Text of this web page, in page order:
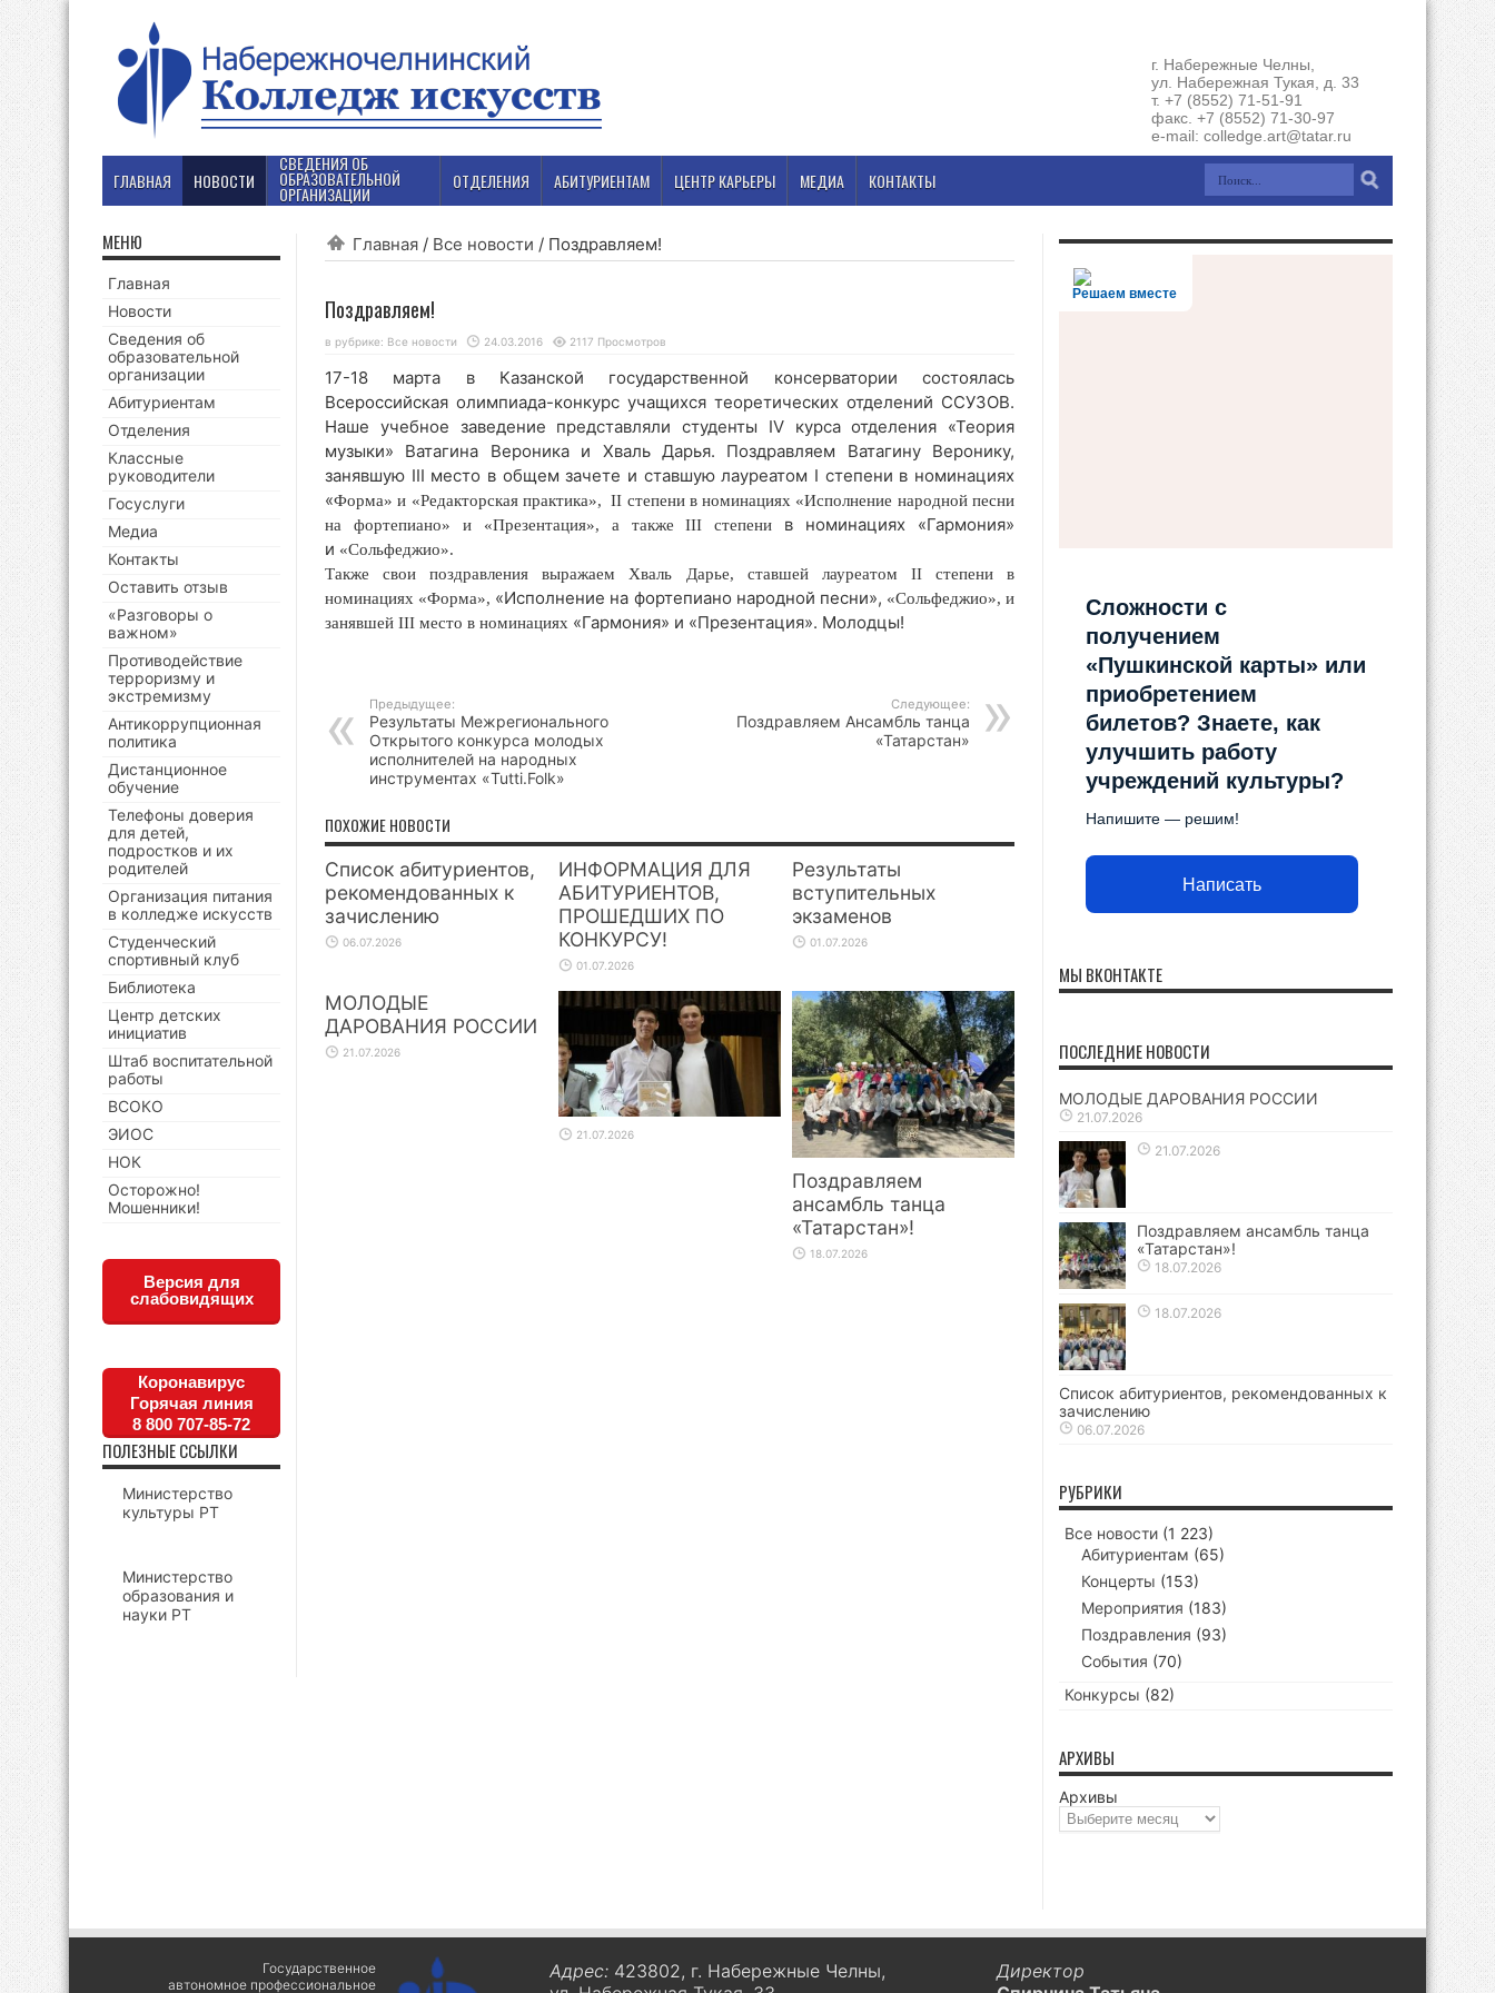
г. Набережные Челны,
ул. Набережная Тукая, д. 33
т. +7 (8552) 71-51-91
факс. +7 (8552) 71-30-97
e-mail: colledge.art@tatar.ru
ГЛАВНАЯ НОВОСТИ
СВЕДЕНИЯ ОБ
ОБРАЗОВАТЕЛЬНОЙ
ОРГАНИЗАЦИИ
ОТДЕЛЕНИЯ АБИТУРИЕНТАМ ЦЕНТР КАРЬЕРЫ МЕДИА КОНТАКТЫ
Главная / Все новости / Поздравляем!
Поздравляем!
в рубрике: Все новости 24.03.2016 2117 Просмотров
17-18 марта в Казанской государственной консерватории состоялась
Всероссийская олимпиада-конкурс учащихся теоретических отделений ССУЗОВ.
Наше учебное заведение представляли студенты IV курса отделения «Теория
музыки» Ватагина Вероника и Хваль Дарья. Поздравляем Ватагину Веронику,
занявшую III место в общем зачете и ставшую лауреатом I степени в номинациях
«Форма» и «Редакторская практика», II степени в номинациях «Исполнение народной песни
на фортепиано» и «Презентация», а также III степени в номинациях «Гармония»
и «Сольфеджио».
Также свои поздравления выражаем Хваль Дарье, ставшей лауреатом II степени в
номинациях «Форма», «Исполнение на фортепиано народной песни», «Сольфеджио», и
занявшей III место в номинациях «Гармония» и «Презентация». Молодцы!
Предыдущее:
Результаты Межрегионального
Открытого конкурса молодых
исполнителей на народных
инструментах «Tutti.Folk»
Следующее:
Поздравляем Ансамбль танца
«Татарстан»
ПОХОЖИЕ НОВОСТИ
Список абитуриентов,
рекомендованных к
зачислению
06.07.2026
ИНФОРМАЦИЯ ДЛЯ
АБИТУРИЕНТОВ,
ПРОШЕДШИХ ПО
КОНКУРСУ!
01.07.2026
Результаты
вступительных
экзаменов
01.07.2026
МОЛОДЫЕ
ДАРОВАНИЯ РОССИИ
21.07.2026
21.07.2026
Поздравляем
ансамбль танца
«Татарстан»!
18.07.2026
МЕНЮ
Главная
Новости
Сведения об
образовательной
организации
Абитуриентам
Отделения
Классные
руководители
Госуслуги
Медиа
Контакты
Оставить отзыв
«Разговоры о
важном»
Противодействие
терроризму и
экстремизму
Антикоррупционная
политика
Дистанционное
обучение
Телефоны доверия
для детей,
подростков и их
родителей
Организация питания
в колледже искусств
Студенческий
спортивный клуб
Библиотека
Центр детских
инициатив
Штаб воспитательной
работы
ВСОКО
ЭИОС
НОК
Осторожно!
Мошенники!
Версия для
слабовидящих
Коронавирус
Горячая линия
8 800 707-85-72
ПОЛЕЗНЫЕ ССЫЛКИ
Министерство
культуры РТ
Министерство
образования и
науки РТ
Решаем вместе
Сложности с
получением
«Пушкинской карты» или
приобретением
билетов? Знаете, как
улучшить работу
учреждений культуры?
Напишите — решим!
Написать
МЫ ВКОНТАКТЕ
ПОСЛЕДНИЕ НОВОСТИ
МОЛОДЫЕ ДАРОВАНИЯ РОССИИ
21.07.2026
21.07.2026
Поздравляем ансамбль танца
«Татарстан»!
18.07.2026
18.07.2026
Список абитуриентов, рекомендованных к
зачислению
06.07.2026
РУБРИКИ
Все новости (1 223)
Абитуриентам (65)
Концерты (153)
Мероприятия (183)
Поздравления (93)
События (70)
Конкурсы (82)
АРХИВЫ
Архивы
Государственное
автономное профессиональное
Адрес: 423802, г. Набережные Челны,
Директор